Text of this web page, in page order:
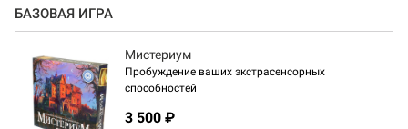
БАЗОВАЯ ИГРА
Мистериум
Пробуждение ваших экстрасенсорных
способностей
3 500 ₽